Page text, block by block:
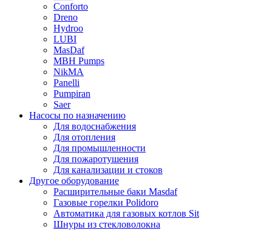
Conforto
Dreno
Hydroo
LUBI
MasDaf
MBH Pumps
NikMA
Panelli
Pumpiran
Saer
Насосы по назначению
Для водоснабжения
Для отопления
Для промышленности
Для пожаротушения
Для канализации и стоков
Другое оборудование
Расширительные баки Masdaf
Газовые горелки Polidoro
Автоматика для газовых котлов Sit
Шнуры из стекловолокна